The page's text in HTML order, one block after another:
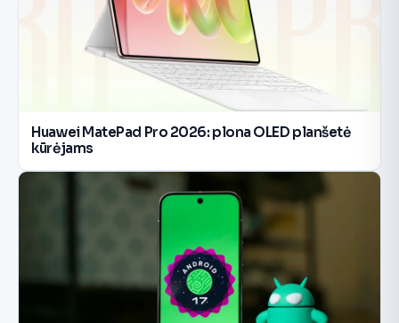
Huawei MatePad Pro 2026: plona OLED planšetė
kūrėjams